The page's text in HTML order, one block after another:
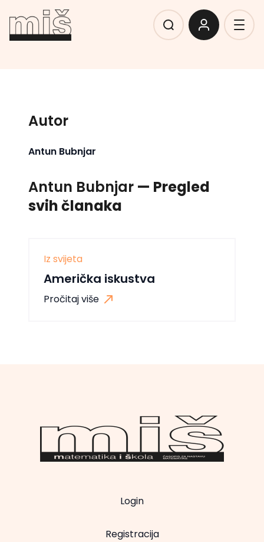
Autor
Antun Bubnjar
Antun Bubnjar — Pregled
svih članaka
Iz svijeta
Američka iskustva
Pročitaj više
Login
Registracija